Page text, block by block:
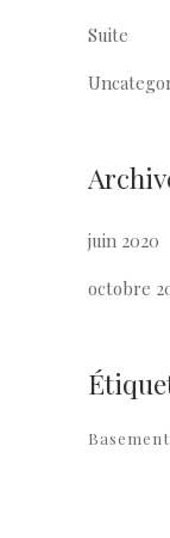
Suite
juin 2020
octobre
Basement